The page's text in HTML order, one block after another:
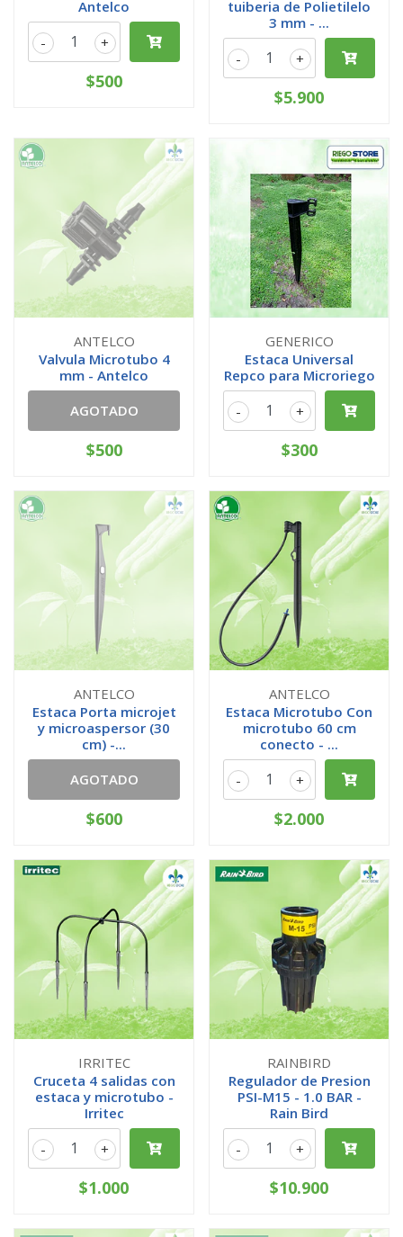
Antelco
+
-
$500
tuiberia de Polietilelo
3 mm - ...
+
-
$5.900
ANTELCO
Valvula Microtubo 4
mm - Antelco
AGOTADO
$500
GENERICO
Estaca Universal
Repco para Microriego
+
-
$300
ANTELCO
Estaca Porta microjet
y microaspersor (30
cm) -...
AGOTADO
$600
ANTELCO
Estaca Microtubo Con
microtubo 60 cm
conecto - ...
+
-
$2.000
IRRITEC
Cruceta 4 salidas con
estaca y microtubo -
Irritec
+
-
$1.000
RAINBIRD
Regulador de Presion
PSI-M15 - 1.0 BAR -
Rain Bird
+
-
$10.900